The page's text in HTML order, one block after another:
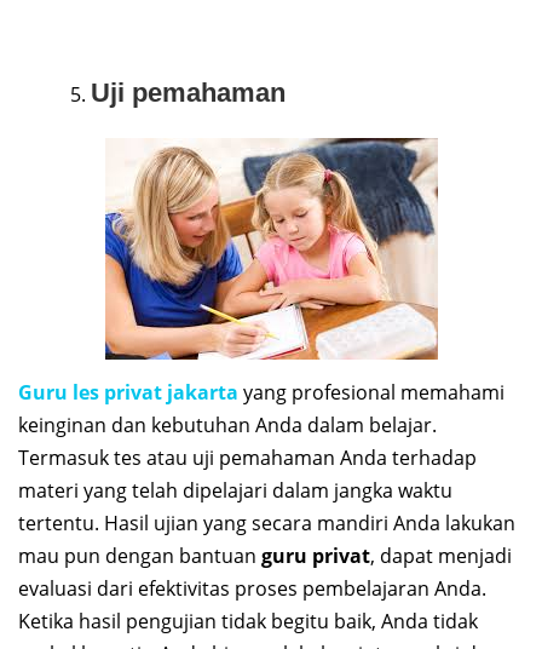
Uji pemahaman
Guru les privat jakarta yang profesional memahami
keinginan dan kebutuhan Anda dalam belajar.
Termasuk tes atau uji pemahaman Anda terhadap
materi yang telah dipelajari dalam jangka waktu
tertentu. Hasil ujian yang secara mandiri Anda lakukan
mau pun dengan bantuan guru privat, dapat menjadi
evaluasi dari efektivitas proses pembelajaran Anda.
Ketika hasil pengujian tidak begitu baik, Anda tidak